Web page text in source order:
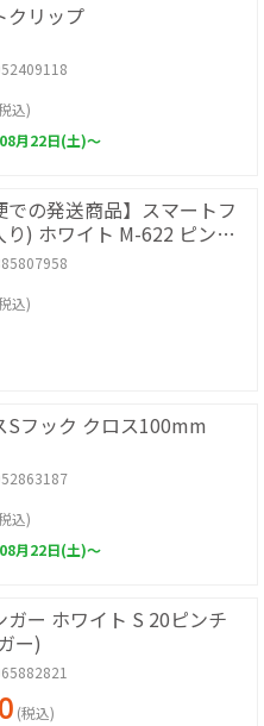
クリップ
込)
月22日(土)～
での発送商品】スマートフ
り) ホワイト M-622 ピンフ
石膏ボード
込)
Sフック クロス100mm
込)
月22日(土)～
ガー ホワイト S 20ピンチ
ー)
(税込)